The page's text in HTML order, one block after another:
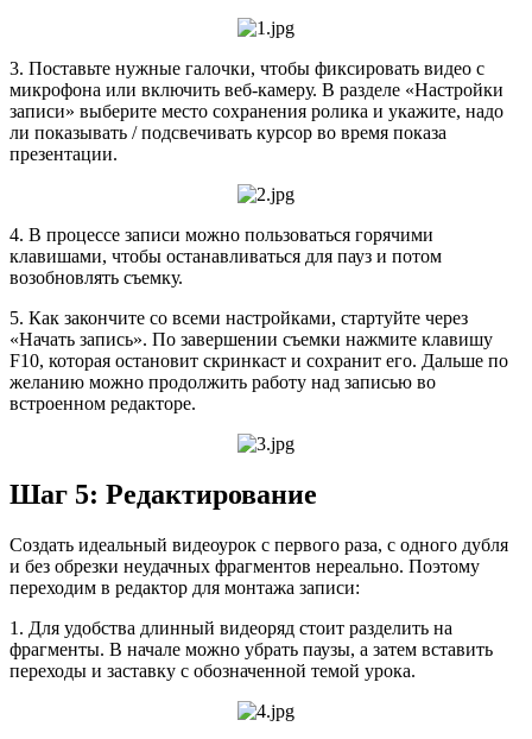
3. Поставьте нужные галочки, чтобы фиксировать видео с
микрофона или включить веб-камеру. В разделе «Настройки
записи» выберите место сохранения ролика и укажите, надо
ли показывать / подсвечивать курсор во время показа
презентации.
4. В процессе записи можно пользоваться горячими
клавишами, чтобы останавливаться для пауз и потом
возобновлять съемку.
5. Как закончите со всеми настройками, стартуйте через
«Начать запись». По завершении съемки нажмите клавишу
F10, которая остановит скринкаст и сохранит его. Дальше по
желанию можно продолжить работу над записью во
встроенном редакторе.
Шаг 5: Редактирование
Создать идеальный видеоурок с первого раза, с одного дубля
и без обрезки неудачных фрагментов нереально. Поэтому
переходим в редактор для монтажа записи:
1. Для удобства длинный видеоряд стоит разделить на
фрагменты. В начале можно убрать паузы, а затем вставить
переходы и заставку с обозначенной темой урока.